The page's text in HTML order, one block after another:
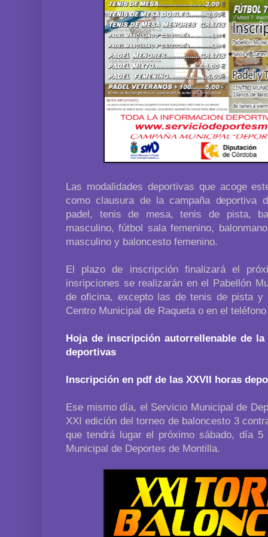
Las modalidades deportivas que acoge
como clausura de la campaña deportiva
padel, tenis de mesa, tenis de pista,
masculino, fútbol sala femenino,
masculino y baloncesto femenino.
El plazo de inscripción finalizará el
insripciones se realizarán en el Pabellón
de oficina, excepto las de tenis de pista y
Centro Municipal de Raqueta o en el
Hoja de inscripción autorrellenable de
deportivas
Inscripción en pdf de las XXVII horas
Ese mismo día, el Servicio Municipal de
XXI edición del torneo de baloncesto 3
que tendrá lugar el próximo sábado, día 5
Municipal de Deportes de Montilla.